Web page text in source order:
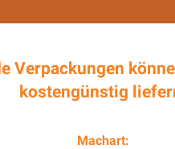
Verpackungen
kostengünstig
Machart: